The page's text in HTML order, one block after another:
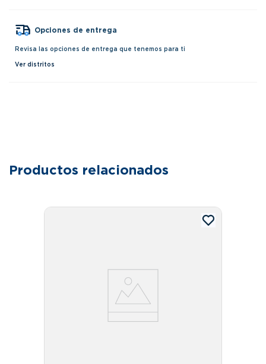
Opciones de entrega
Revisa las opciones de entrega que tenemos para ti
Ver distritos
Productos relacionados